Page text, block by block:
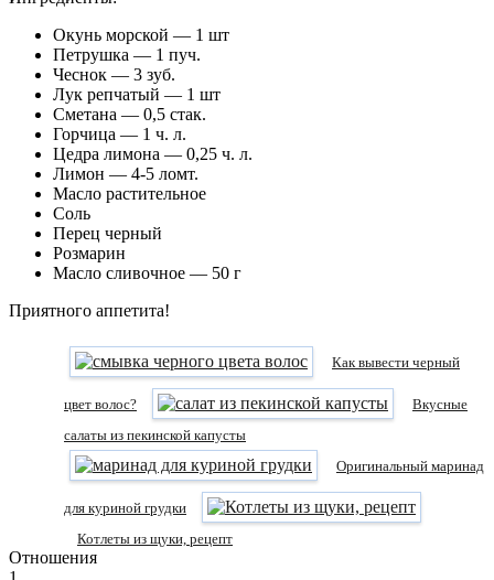
Окунь морской — 1 шт
Петрушка — 1 пуч.
Чеснок — 3 зуб.
Лук репчатый — 1 шт
Сметана — 0,5 стак.
Горчица — 1 ч. л.
Цедра лимона — 0,25 ч. л.
Лимон — 4-5 ломт.
Масло растительное
Соль
Перец черный
Розмарин
Масло сливочное — 50 г
Приятного аппетита!
Как вывести черный
цвет волос?
Вкусные
салаты из пекинской капусты
Оригинальный маринад
для куриной грудки
Котлеты из щуки, рецепт
Отношения